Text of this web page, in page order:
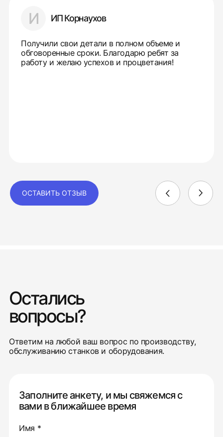
И ИП Корнаухов
Получили свои детали в полном объеме и
обговоренные сроки. Благодарю ребят за
работу и желаю успехов и процветания!
ОСТАВИТЬ ОТЗЫВ
Остались
вопросы?
Ответим на любой ваш вопрос по производству,
обслуживанию станков и оборудования.
Заполните анкету, и мы свяжемся с
вами в ближайшее время
Имя *